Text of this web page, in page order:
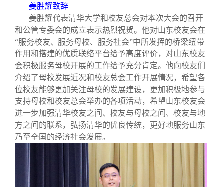
姜胜耀致辞
姜胜耀代表清华大学和校友总会对本次大会的召开
和公管专委会的成立表示热烈祝贺。他对山东校友会在
“服务校友、服务母校、服务社会”中所发挥的桥梁纽带
作用和搭建的优质联络平台给予高度评价，对山东校友
会积极服务母校开展的工作给予充分肯定。他向校友们
介绍了母校发展近况和校友总会工作开展情况，希望各
位校友能够更加关注母校的发展建设，更加积极地参与
支持母校和校友总会举办的各项活动，希望山东校友会
进一步加强清华校友之间、校友与母校之间、校友与地
方之间的联系，弘扬清华的优良传统，更好地服务山东
乃至全国的经济社会发展。